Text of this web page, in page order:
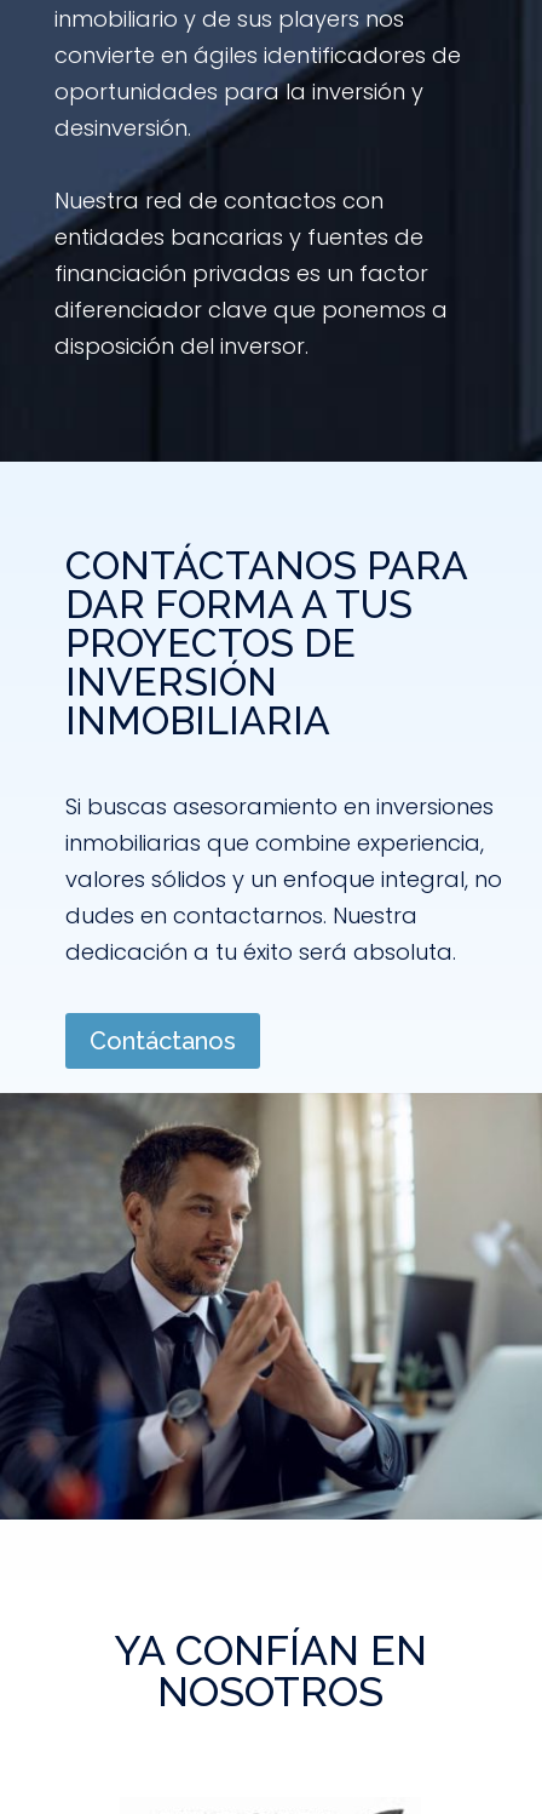
inmobiliario y de sus players nos
convierte en ágiles identificadores de
oportunidades para la inversión y
desinversión.
Nuestra red de contactos con
entidades bancarias y fuentes de
financiación privadas es un factor
diferenciador clave que ponemos a
disposición del inversor.
CONTÁCTANOS PARA
DAR FORMA A TUS
PROYECTOS DE
INVERSIÓN
INMOBILIARIA
Si buscas asesoramiento en inversiones
inmobiliarias que combine experiencia,
valores sólidos y un enfoque integral, no
dudes en contactarnos. Nuestra
dedicación a tu éxito será absoluta.
Contáctanos
YA CONFÍAN EN
NOSOTROS